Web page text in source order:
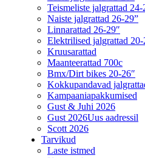
Teismeliste jalgrattad 24-
Naiste jalgrattad 26-29”
Linnarattad 26-29″
Elektrilised jalgrattad 20-
Kruusarattad
Maanteerattad 700c
Bmx/Dirt bikes 20-26″
Kokkupandavad
Kampaaniapakkumised
Gust & Juhi 2026
Gust 2026Uus aadressil
Scott 2026
Tarvikud
Laste istmed